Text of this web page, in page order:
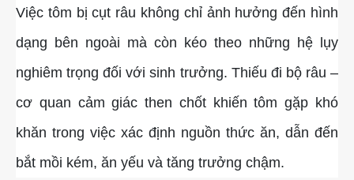
Việc tôm bị cụt râu không chỉ ảnh hưởng đến hình
dạng bên ngoài mà còn kéo theo những hệ lụy
nghiêm trọng đối với sinh trưởng. Thiếu đi bộ râu –
cơ quan cảm giác then chốt khiến tôm gặp khó
khăn trong việc xác định nguồn thức ăn, dẫn đến
bắt mồi kém, ăn yếu và tăng trưởng chậm.